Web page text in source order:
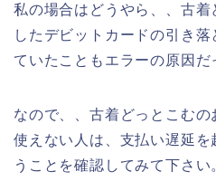
私の場合はどうやら、、古着
したデビットカードの引き
ていたこともエラーの原因だ
なので、、古着どっとこむ
使えない人は、支払い遅延
うことを確認してみて下さ